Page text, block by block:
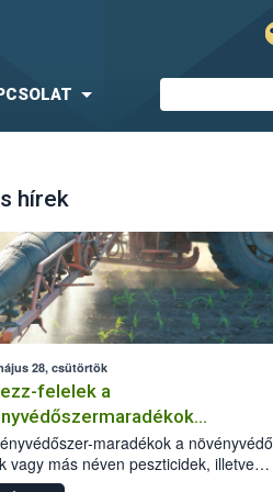
hírek
28, csütörtök
felelek a
kockázatáról
maradékok a növényvédő
vagy más néven peszticidek, illetve
kis mennyiségei, melyek a